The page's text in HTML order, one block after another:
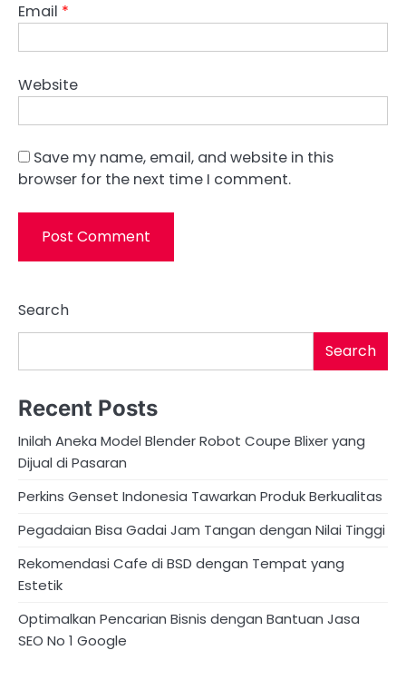
Email *
Website
Save my name, email, and website in this
browser for the next time I comment.
Search
Search
Recent Posts
Inilah Aneka Model Blender Robot Coupe Blixer yang
Dijual di Pasaran
Perkins Genset Indonesia Tawarkan Produk Berkualitas
Pegadaian Bisa Gadai Jam Tangan dengan Nilai Tinggi
Rekomendasi Cafe di BSD dengan Tempat yang
Estetik
Optimalkan Pencarian Bisnis dengan Bantuan Jasa
SEO No 1 Google